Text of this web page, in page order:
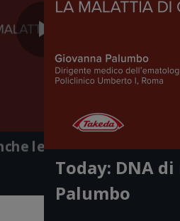
un paziente - Dott.ssa
qualità di vita -
Play
Video
le ossa parlano - Dott.
Today: DNA
Palumbo